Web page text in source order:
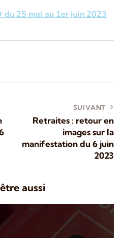
du 25 mai au 1er juin 2023
SUIVANT
Retraites : retour en
images sur la
manifestation du 6 juin
2023
aussi